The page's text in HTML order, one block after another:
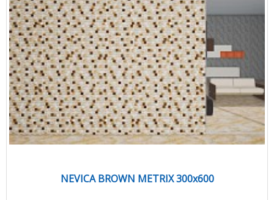
NEVICA BROWN METRIX 300x600